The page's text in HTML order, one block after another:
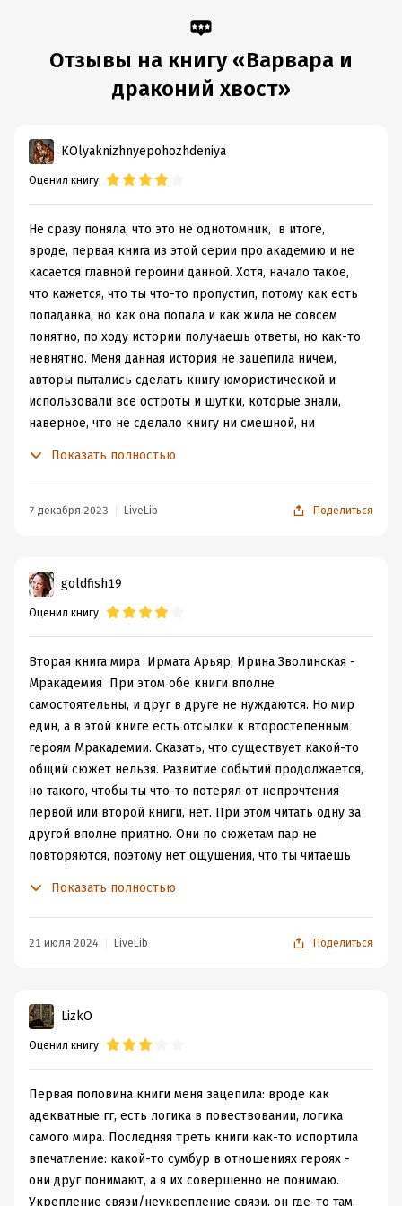
Отзывы на книгу «Варвара и
драконий хвост»
KOlyaknizhnyepohozhdeniya
Оценил книгу
Не сразу поняла, что это не однотомник, в итоге,
вроде, первая книга из этой серии про академию и не
касается главной героини данной. Хотя, начало такое,
что кажется, что ты что-то пропустил, потому как есть
попаданка, но как она попала и как жила не совсем
понятно, по ходу истории получаешь ответы, но как-то
невнятно. Меня данная история не зацепила ничем,
авторы пытались сделать книгу юмористической и
использовали все остроты и шутки, которые знали,
наверное, что не сделало книгу ни смешной, ни
появляется МЛАДШИЙ брат, которого раньше у
зачин для продолжения истории, не поняла.
Показать полностью
7 декабря 2023 LiveLib Поделиться
goldfish19
Оценил книгу
Вторая книга мира Ирмата Арьяр, Ирина Зволинская -
Мракадемия При этом обе книги вполне
самостоятельны, и друг в друге не нуждаются. Но мир
един, а в этой книге есть отсылки к второстепенным
героям Мракадемии. Сказать, что существует какой-то
общий сюжет нельзя. Развитие событий продолжается,
но такого, чтобы ты что-то потерял от непрочтения
первой или второй книги, нет. При этом читать одну за
другой вполне приятно. Они по сюжетам пар не
повторяются, поэтому нет ощущения, что ты читаешь
Но вторую аудиокнигу озвучивала другая чтица.
Юмористические моменты действительно надёрганы из
разных источников, поэтому обладающим большим
кругозором в хохмах, поживиться будет почти нечем.
=) Так что повторное прочтение шуток просто даст
возможность хорошо их зафиксировать в памяти.
Романтическая линия не то, чтобы очень бурная. Как и
в первой книге вполне себе спокойная, но приятная.
Книга поможет скоротать вечерок.
Могу рекомендовать тем, кому понравилась
Показать полностью
21 июля 2024 LiveLib Поделиться
LizkO
Оценил книгу
Первая половина книги меня зацепила: вроде как
адекватные гг, есть логика в повествовании, логика
самого мира. Последняя треть книги как-то испортила
впечатление: какой-то сумбур в отношениях героях -
они друг понимают, а я их совершенно не понимаю.
Укрепление связи/неукрепление связи, он где-то там,